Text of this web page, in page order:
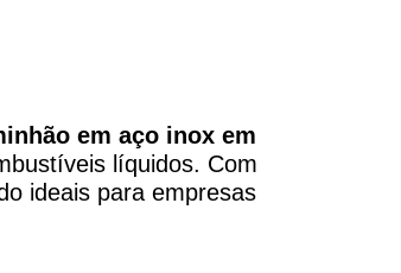
em aço inox em
líquidos. Com
ideais para empresas